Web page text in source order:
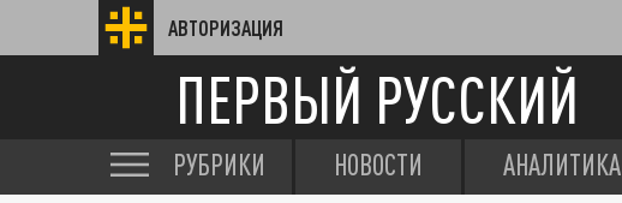
АВТОРИЗАЦИЯ
ПЕРВЫЙ РУССКИЙ
РУБРИКИ НОВОСТИ АНАЛИТИКА